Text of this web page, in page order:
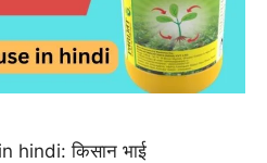
hindi: किसान भाई